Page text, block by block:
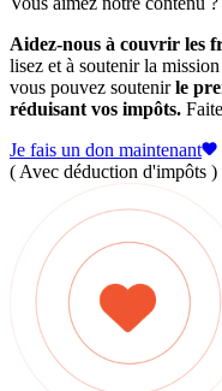
Aidez-nous à couvrir les
lisez et à soutenir la
vous pouvez soutenirle
réduisant vos impôts.
Je fais un don maintenant
( Avec déduction d'impôts )